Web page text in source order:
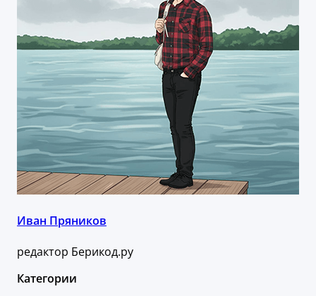
Иван Пряников
редактор Берикод.ру
Категории